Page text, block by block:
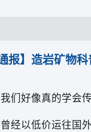
报】造岩矿物
们好像真的学会